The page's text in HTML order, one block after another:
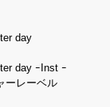
day
day ｰInst ｰ
レーベル